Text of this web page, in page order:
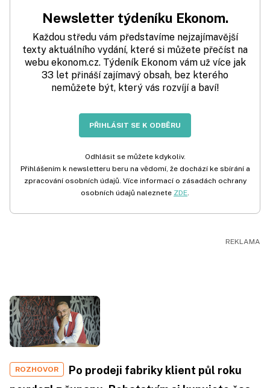
Newsletter týdeníku Ekonom.
Každou středu vám představíme nejzajímavější
texty aktuálního vydání, které si můžete přečíst na
webu ekonom.cz. Týdeník Ekonom vám už více jak
33 let přináší zajímavý obsah, bez kterého
nemůžete být, který vás rozvíjí a baví!
PŘIHLÁSIT SE K ODBĚRU
Odhlásit se můžete kdykoliv.
Přihlášením k newsletteru beru na vědomí, že dochází ke sbírání a
zpracování osobních údajů. Více informací o zásadách ochrany
osobních údajů naleznete ZDE.
ROZHOVOR
Po prodeji fabriky klient půl roku